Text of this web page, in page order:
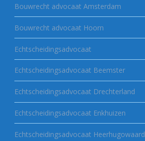
Bouwrecht advocaat Amsterdam
Bouwrecht advocaat Hoorn
Echtscheidingsadvocaat
Echtscheidingsadvocaat Beemster
Echtscheidingsadvocaat Drechterland
Echtscheidingsadvocaat Enkhuizen
Echtscheidingsadvocaat Heerhugowaard